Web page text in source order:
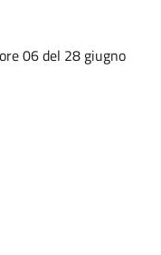
06 del 28 giugno